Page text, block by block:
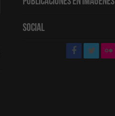
Social